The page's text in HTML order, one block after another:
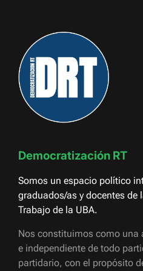
Democratización RT
Somos un espacio político
graduados/as y docentes de
Trabajo de la UBA.
Nos constituimos como una
e independiente de todo
partidario, con el propósito